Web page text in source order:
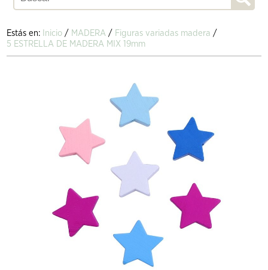
Estás en: Inicio / MADERA / Figuras variadas madera /
5 ESTRELLA DE MADERA MIX 19mm